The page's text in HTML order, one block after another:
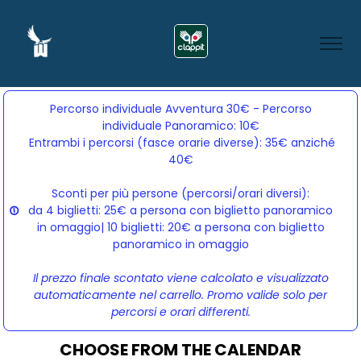
Percorso individuale Avventura 30€ - Percorso
individuale Panoramico: 10€
Entrambi i percorsi (fasce orarie diverse): 35€ anziché
40€
Sconti per più persone (percorsi/orari diversi):
da 4 biglietti: 25€ a persona con biglietto panoramico
in omaggio| 10 biglietti: 20€ a persona con biglietto
panoramico in omaggio
Il prezzo finale scontato viene calcolato e visualizzato
automaticamente nel carrello. Promo valide solo per
percorsi e orari differenti.
CHOOSE FROM THE CALENDAR